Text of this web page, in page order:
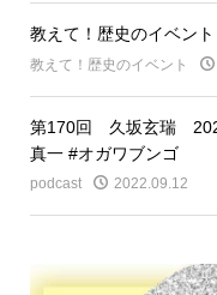
教えて！歴史のイベント
教えて！歴史のイベント
第170回 久坂玄瑞
真一 #オガワブンゴ
podcast 2022.09.12